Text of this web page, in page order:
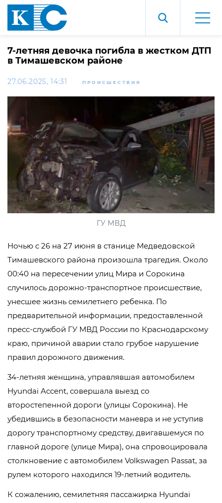
7-летняя девочка погибла в жестком ДТП
в Тимашевском районе
27.06.2025, 14:31 ПРОИСШЕСТВИЯ
ГУ МВД
Ночью с 26 на 27 июня в станице Медведовской
Тимашевского района произошла трагедия. Около
00:40 на пересечении улиц Мира и Сорокина
случилось дорожно-транспортное происшествие,
унесшее жизнь семилетнего ребенка. По
предварительной информации, предоставленной
пресс-службой ГУ МВД России по Краснодарскому
краю, причиной аварии стало грубое нарушение
правил дорожного движения.
34-летняя женщина, управлявшая автомобилем
Hyundai Accent, совершала выезд со
второстепенной дороги (улицы Сорокина). Не
убедившись в безопасности маневра и не уступив
дорогу транспортному средству, двигавшемуся по
главной дороге (улице Мира), она спровоцировала
столкновение с автомобилем Volkswagen Passat, за
рулем которого находился 19-летний водитель.
К сожалению, семилетняя пассажирка Hyundai